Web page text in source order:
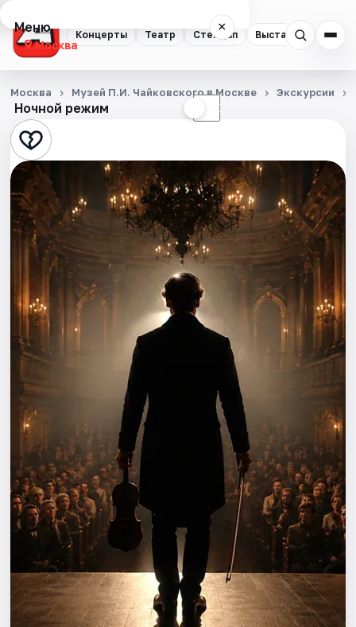
Концерты Театр Стендап Выставки
Меню ×
Москва
Концерты
Театр
Стендап
Выставки
Квесты
Экскурсии
Спорт
События
Города
Площадки
Артисты
Рейтинги
Ночной режим ☾
Москва Музей П.И. Чайковского в Москве Экскурсии